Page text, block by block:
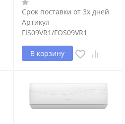
Срок поставки от 3х дней
Артикул
FIS09VR1/FOS09VR1
В корзину